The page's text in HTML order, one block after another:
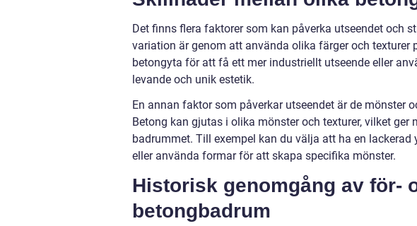
Det finns flera faktorer som kan påverka utseendet och
variation är genom att använda olika färger och texturer
betongyta för att få ett mer industriellt utseende eller
levande och unik estetik.
En annan faktor som påverkar utseendet är de mönster
Betong kan gjutas i olika mönster och texturer, vilket
badrummet. Till exempel kan du välja att ha en
eller använda formar för att skapa specifika mönster.
Historisk genomgång av för-
betongbadrum